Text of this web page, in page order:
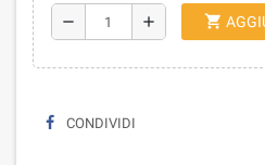
remove add shopping_cart
CONDIVIDI